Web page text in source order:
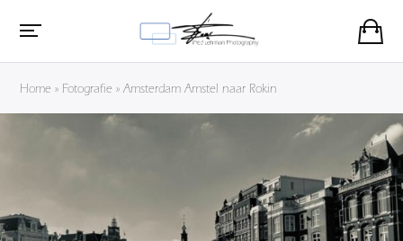
Home » Fotografie »Amsterdam Amstel naar Rokin